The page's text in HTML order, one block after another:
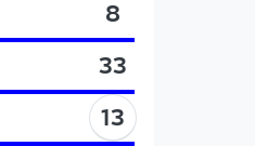
8
33
13